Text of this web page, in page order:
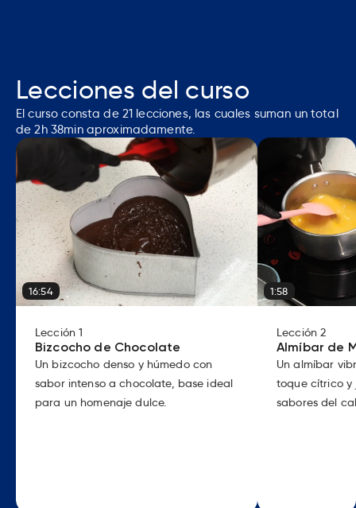
Lecciones del curso
El curso consta de 21 lecciones, las cuales suman un total
de2h 38minaproximadamente.
16:54
Lección1
Bizcocho de Chocolate
Un bizcocho denso y húmedo con
sabor intenso a chocolate, base ideal
para un homenaje dulce.
1:58
Lección2
Almíbar de
Un almíbar
toque cítrico y
sabores del